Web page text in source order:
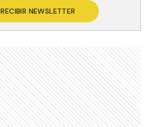
RECIBIR NEWSLETTER